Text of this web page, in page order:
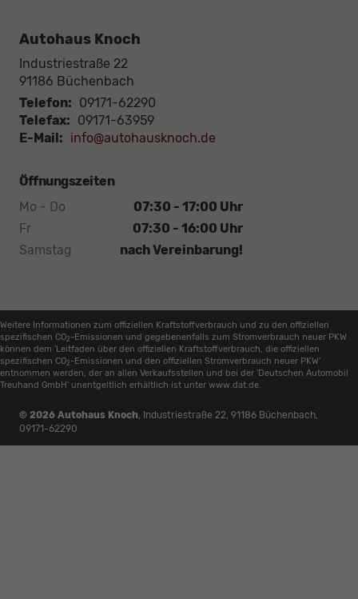
Autohaus Knoch
Industriestraße 22
91186 Büchenbach
Telefon: 09171-62290
Telefax: 09171-63959
E-Mail: info@autohausknoch.de
Öffnungszeiten
Mo - Do
07:30 - 17:00 Uhr
Fr
07:30 - 16:00 Uhr
Samstag
nach Vereinbarung!
Weitere Informationen zum offiziellen Kraftstoffverbrauch und zu den offiziellen
spezifischen CO2 -Emissionen und gegebenenfalls zum Stromverbrauch neuer PKW
können dem 'Leitfaden über den offiziellen Kraftstoffverbrauch, die offiziellen
spezifischen CO2 -Emissionen und den offiziellen Stromverbrauch neuer PKW'
entnommen werden, der an allen Verkaufsstellen und bei der 'Deutschen Automobil
Treuhand GmbH' unentgeltlich erhältlich ist unter www.dat.de.
© 2026 Autohaus Knoch, Industriestraße 22, 91186 Büchenbach,
09171-62290